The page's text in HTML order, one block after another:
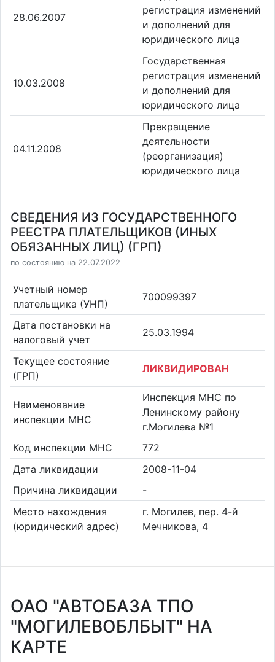
28.06.2007
регистрация изменений
и дополнений для
юридического лица
10.03.2008
Государственная
регистрация изменений
и дополнений для
юридического лица
04.11.2008
Прекращение
деятельности
(реорганизация)
юридического лица
СВЕДЕНИЯ ИЗ ГОСУДАРСТВЕННОГО
РЕЕСТРА ПЛАТЕЛЬЩИКОВ (ИНЫХ
ОБЯЗАННЫХ ЛИЦ) (ГРП)
по состоянию на 22.07.2022
Учетный номер
плательщика (УНП)
700099397
Дата постановки на
налоговый учет
25.03.1994
Текущее состояние
(ГРП)
ЛИКВИДИРОВАН
Наименование
инспекции МНС
Инспекция МНС по
Ленинскому району
г.Могилева №1
Код инспекции МНС
772
Дата ликвидации
2008-11-04
Причина ликвидации
-
Место нахождения
(юридический адрес)
г. Могилев, пер. 4-й
Мечникова, 4
ОАО "АВТОБАЗА ТПО
"МОГИЛЕВОБЛБЫТ" НА
КАРТЕ